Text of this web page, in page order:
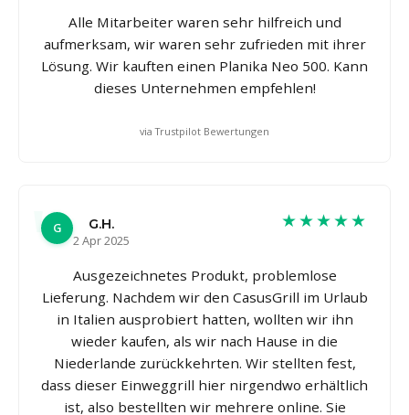
Alle Mitarbeiter waren sehr hilfreich und
aufmerksam, wir waren sehr zufrieden mit ihrer
Lösung. Wir kauften einen Planika Neo 500. Kann
dieses Unternehmen empfehlen!
via Trustpilot Bewertungen
G
G.H.
2 Apr 2025
★★★★★
Ausgezeichnetes Produkt, problemlose
Lieferung. Nachdem wir den CasusGrill im Urlaub
in Italien ausprobiert hatten, wollten wir ihn
wieder kaufen, als wir nach Hause in die
Niederlande zurückkehrten. Wir stellten fest,
dass dieser Einweggrill hier nirgendwo erhältlich
ist, also bestellten wir mehrere online. Sie